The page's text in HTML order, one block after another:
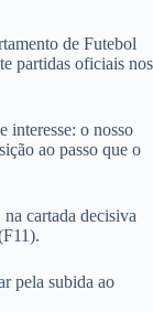
de Futebol
partidas oficiais nos
interesse: o nosso
ao passo que o
cartada decisiva
pela subida ao